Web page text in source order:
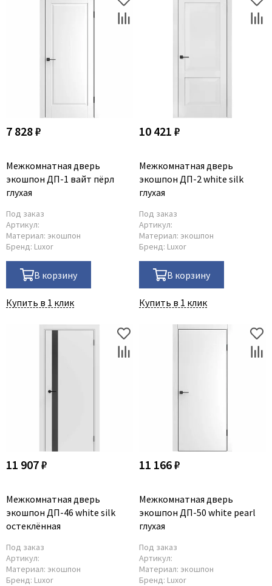
7 828 ₽
Межкомнатная дверь
экошпон ДП-1 вайт пёрл
глухая
Под заказ
Артикул:
Материал: экошпон
Бренд: Luxor
В корзину
Купить в 1 клик
10 421 ₽
Межкомнатная дверь
экошпон ДП-2 white silk
глухая
Под заказ
Артикул:
Материал: экошпон
Бренд: Luxor
В корзину
Купить в 1 клик
11 907 ₽
Межкомнатная дверь
экошпон ДП-46 white silk
остеклённая
Под заказ
Артикул:
Материал: экошпон
Бренд: Luxor
11 166 ₽
Межкомнатная дверь
экошпон ДП-50 white pearl
глухая
Под заказ
Артикул:
Материал: экошпон
Бренд: Luxor